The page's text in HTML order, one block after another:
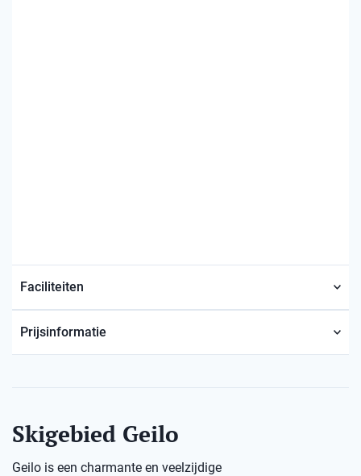
Faciliteiten
Prijsinformatie
Skigebied Geilo
Geilo is een charmante en veelzijdige